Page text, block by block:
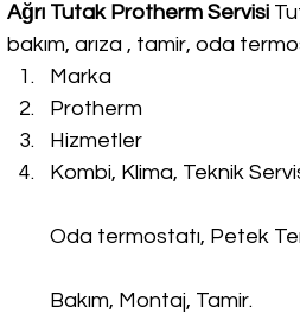
Ağrı Tutak Protherm Servisi
bakım, arıza , tamir, oda
Marka
Protherm
Hizmetler
Kombi, Klima, Teknik
Oda termostatı, Petek
Bakım, Montaj, Tamir.